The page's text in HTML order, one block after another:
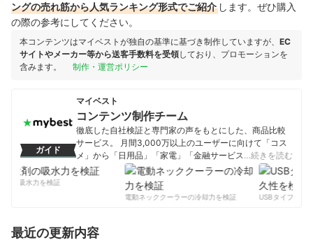
ングの売れ筋から人気ランキング形式でご紹介 します。ぜひ購入
の際の参考にしてください。
本コンテンツはマイベストが独自の基準に基づき制作していますが、 EC
サイトやメーカー等から送客手数料を受領しており、プロモーションを
含みます。
制作・運営ポリシー
ガイド
マイベスト
コンテンツ制作チーム
徹底した自社検証と専門家の声をもとにした、商品比較
サービス。 月間3,000万以上のユーザーに向けて「コス
メ」から「日用品」「家電」「金融サービス」まで、ベ
ストな商品を選んでもらうために、毎日コンテンツを制
コンテンツ制作チームのプロフィール
…続きを読む
の吸水力を検証
電動ネッククーラーの冷却力を検証
USBタイプCケー
最近の更新内容